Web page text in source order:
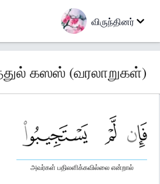
விருந்தினர்
கஸஸ் (வரலாறுகள்)
அவர்கள் பதிலளிக்கவில்லை என்றால்